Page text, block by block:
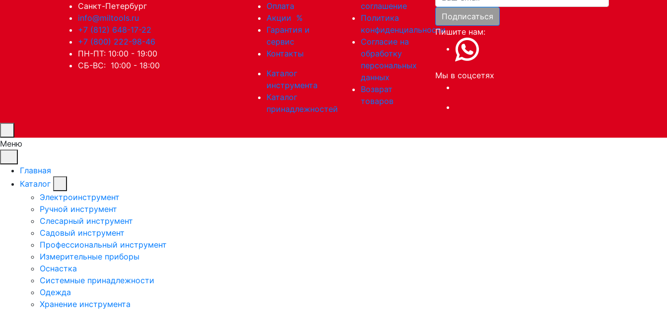
Санкт-Петербург
info@miltools.ru
+7 (812) 648-17-22
+7 (800) 222-98-46
ПН-ПТ: 10:00 - 19:00
СБ-ВС: 10:00 - 18:00
Оплата
Акции %
Гарантия и
сервис
Контакты
Каталог
инструмента
Каталог
принадлежностей
соглашение
Политика
конфиденциальности
Согласие на
обработку
персональных
данных
Возврат
товаров
Подписаться
Пишите нам:
Мы в соцсетях
Меню
Главная
Каталог
Электроинструмент
Ручной инструмент
Слесарный инструмент
Садовый инструмент
Профессиональный инструмент
Измерительные приборы
Оснастка
Системные принадлежности
Одежда
Хранение инструмента